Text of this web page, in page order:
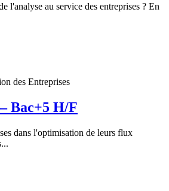
l'analyse au service des entreprises ? En
des Entreprises
Bac+5 H/F
dans l'optimisation de leurs flux